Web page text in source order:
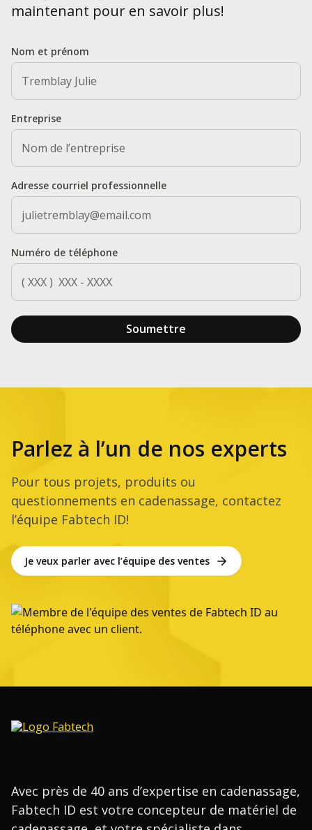
maintenant pour en savoir plus!
Nom et prénom
Entreprise
Adresse courriel professionnelle
Numéro de téléphone
Parlez à l’un de nos experts
Pour tous projets, produits ou
questionnements en cadenassage, contactez
l’équipe Fabtech ID!
Je veux parler avec l’équipe des ventes
Avec près de 40 ans d’expertise en cadenassage,
Fabtech ID est votre concepteur de matériel de